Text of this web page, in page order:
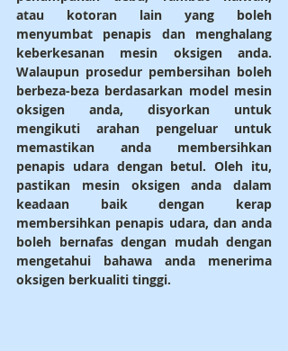
atau kotoran lain yang boleh
menyumbat penapis dan menghalang
keberkesanan mesin oksigen anda.
Walaupun prosedur pembersihan boleh
berbeza-beza berdasarkan model mesin
oksigen anda, disyorkan untuk
mengikuti arahan pengeluar untuk
memastikan anda membersihkan
penapis udara dengan betul. Oleh itu,
pastikan mesin oksigen anda dalam
keadaan baik dengan kerap
membersihkan penapis udara, dan anda
boleh bernafas dengan mudah dengan
mengetahui bahawa anda menerima
oksigen berkualiti tinggi.